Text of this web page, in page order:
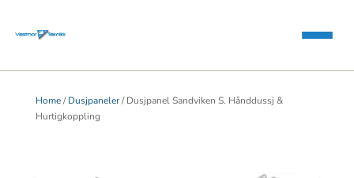
Home/Dusjpaneler/ Dusjpanel Sandviken S. Hånddussj &
Hurtigkoppling